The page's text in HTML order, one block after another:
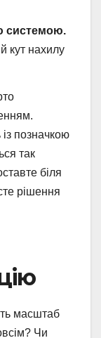
системою.
кут нахилу
із позначкою
так
біля
рішення
масштаб
Чи